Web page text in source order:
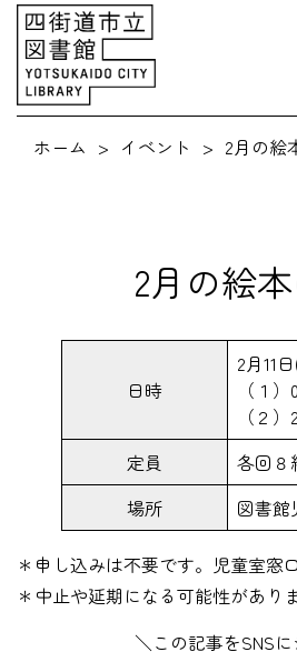
ホーム
イベント 2月の絵
2月の絵
日時
2月11
（１
（２
定員
各回８
場所
図書館
＊申し込みは不要です。児童室窓
＊中止や延期になる可能性があり
＼この記事をSNS